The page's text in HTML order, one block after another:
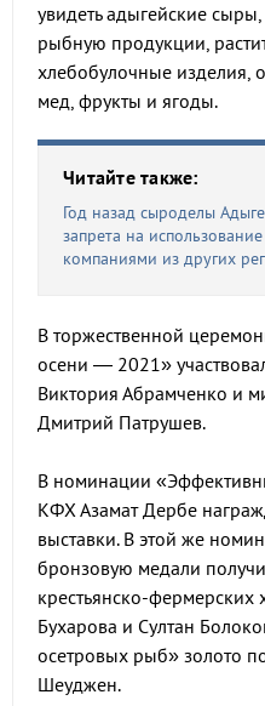
увидеть адыгейские
рыбную продукции,
хлебобулочные изделия,
мед, фрукты и ягоды.
Читайте также:
Год назад сыроделы
запрета на
компаниями из других
В торжественной
осени — 2021»
Виктория Абрамченко и
Дмитрий Патрушев.
В номинации
КФХ Азамат Дербе
выставки. В этой же
бронзовую медали
крестьянско-фермерских
Бухарова и Султан
осетровых рыб» золото
Шеуджен.